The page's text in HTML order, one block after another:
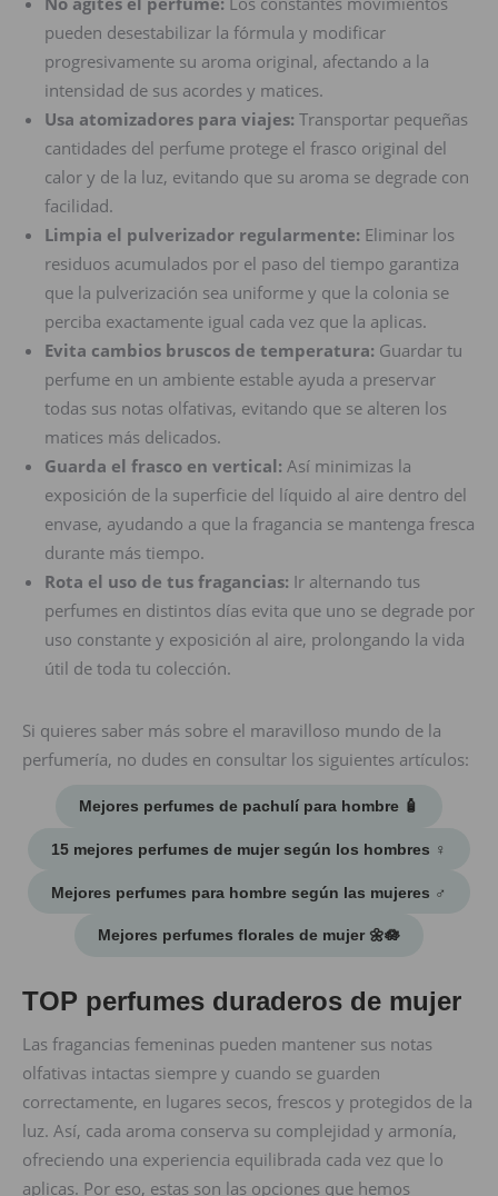
pueden desestabilizar la fórmula y modificar
progresivamente su aroma original, afectando a la
intensidad de sus acordes y matices.
Usa atomizadores para viajes: Transportar pequeñas
cantidades del perfume protege el frasco original del
calor y de la luz, evitando que su aroma se degrade con
facilidad.
Limpia el pulverizador regularmente: Eliminar los
residuos acumulados por el paso del tiempo garantiza
que la pulverización sea uniforme y que la colonia se
perciba exactamente igual cada vez que la aplicas.
Evita cambios bruscos de temperatura: Guardar tu
perfume en un ambiente estable ayuda a preservar
todas sus notas olfativas, evitando que se alteren los
matices más delicados.
Guarda el frasco en vertical: Así minimizas la
exposición de la superficie del líquido al aire dentro del
envase, ayudando a que la fragancia se mantenga fresca
durante más tiempo.
Rota el uso de tus fragancias: Ir alternando tus
perfumes en distintos días evita que uno se degrade por
uso constante y exposición al aire, prolongando la vida
útil de toda tu colección.
Si quieres saber más sobre el maravilloso mundo de la
perfumería, no dudes en consultar los siguientes artículos:
Mejores perfumes de pachulí para hombre 🧴
15 mejores perfumes de mujer según los hombres ♀️
Mejores perfumes para hombre según las mujeres ♂️​
Mejores perfumes florales de mujer 🌼​🪷​
TOP perfumes duraderos de mujer
Las fragancias femeninas pueden mantener sus notas
olfativas intactas siempre y cuando se guarden
correctamente, en lugares secos, frescos y protegidos de la
luz. Así, cada aroma conserva su complejidad y armonía,
ofreciendo una experiencia equilibrada cada vez que lo
aplicas. Por eso, estas son las opciones que hemos